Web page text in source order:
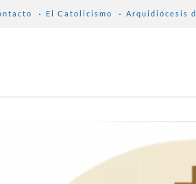
El Catolicismo Arquidiócesis